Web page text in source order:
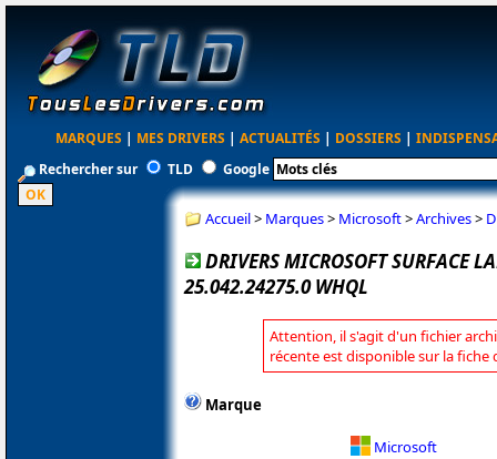
MARQUES | MES DRIVERS | ACTUALITÉS | DOSSIERS |
Rechercher sur
TLD Google
Accueil> Marques> Microsoft>Archives>
DRIVERS MICROSOFT SURFACE
25.042.24275.0 WHQL
Attention, il s'agit d'un fichier
récente est disponible sur la
Marque
Microsoft